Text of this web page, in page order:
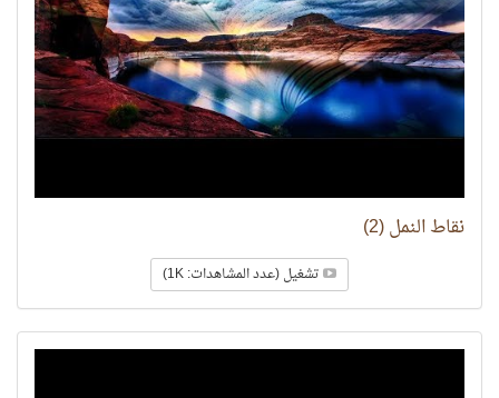
نقاط النمل (2)
تشغيل (عدد المشاهدات: 1K)